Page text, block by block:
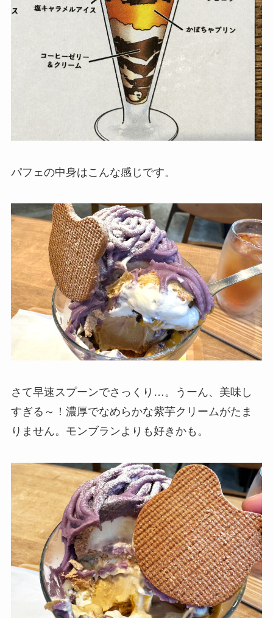
パフェの中身はこんな感じです。
さて早速スプーンでさっくり…。うーん、美味し
すぎる～！濃厚でなめらかな紫芋クリームがたま
りません。モンブランよりも好きかも。